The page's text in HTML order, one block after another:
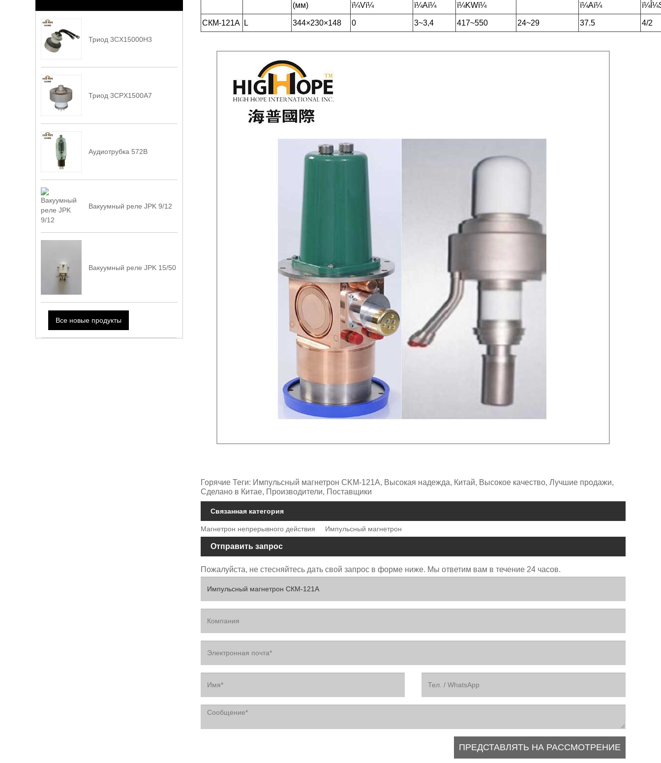
Триод 3CX15000H3
Триод 3CPX1500A7
Аудиотрубка 572B
Вакуумный реле JPK 9/12
Вакуумный реле JPK 15/50
Все новые продукты
(мм) ï¼Vï¼ ï¼Aï¼ ï¼KWï¼ ï¼Aï¼
СКМ-121А L 344×230×148 0 3~3,4 417~550 24~29 37.5 4/2
Горячие Теги: Импульсный магнетрон CKM-121A, Высокая надежда, Китай, Высокое качество, Лучшие продажи,
Сделано в Китае, Производители, Поставщики
Связанная категория
Магнетрон непрерывного действия Импульсный магнетрон
Отправить запрос
Пожалуйста, не стесняйтесь дать свой запрос в форме ниже. Мы ответим вам в течение 24 часов.